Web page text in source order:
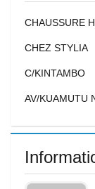
CHAUSSURE
CHEZ STYLIA
C/KINTAMBO
AV/KUAMUTU